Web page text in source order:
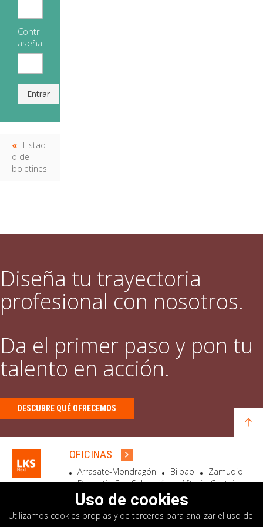
Contr
aseña
Entrar
Listad
o de
boletines
Diseña tu trayectoria
profesional con nosotros.
Da el primer paso y pon tu
talento en acción.
DESCUBRE QUÉ OFRECEMOS
OFICINAS
Arrasate-Mondragón Bilbao
Zamudio
Donostia-San Sebastián
Vitoria-Gasteiz
Madrid
El Astillero Bidart
Uso de cookies
Utilizamos cookies propias y de terceros para analizar el uso del